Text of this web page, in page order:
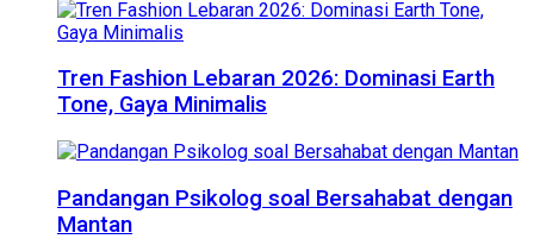
Tren Fashion Lebaran 2026: Dominasi Earth
Tone, Gaya Minimalis
Pandangan Psikolog soal Bersahabat dengan
Mantan